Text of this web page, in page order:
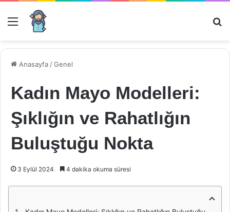
Menü
Anasayfa /Genel
Kadın Mayo Modelleri:
Şıklığın ve Rahatlığın
Buluştuğu Nokta
3 Eylül 2024 4 dakika okuma süresi